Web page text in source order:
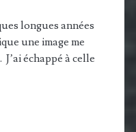
longues années
une image me
échappé à celle